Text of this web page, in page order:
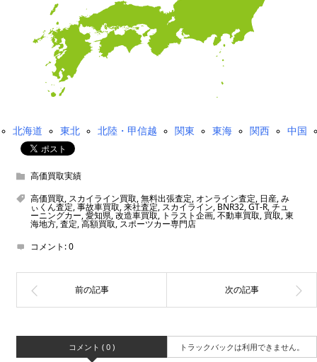
北海道 東北 北陸・甲信越 関東 東海 関西 中国
高価買取実績
高価買取, スカイライン買取,無料出張査定, オンライン査定, 日産,み
ぃくん査定,事故車買取,来社査定, スカイライン,BNR32,GT-R,チュ
ーニングカー,愛知県,改造車買取, トラスト企画,不動車買取, 買取,東
海地方,査定,高額買取,スポーツカー専門店
コメント:0
コメント ( 0 ) トラックバックは利用できません。